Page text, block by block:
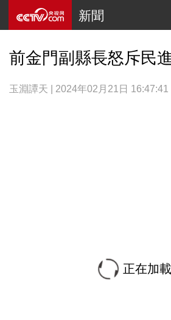
新聞
前金門副縣長怒斥民
玉淵譚天 | 2024年02月21日 16:47:41
正在加載